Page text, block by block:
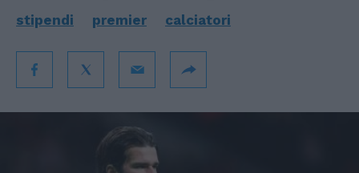
stipendi premier calciatori